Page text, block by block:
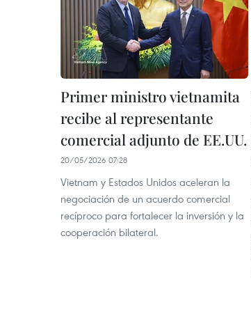
Primer ministro vietnamita
recibe al representante
comercial adjunto de EE.UU.
20/05/2026 07:28
Vietnam y Estados Unidos aceleran la
negociación de un acuerdo comercial
recíproco para fortalecer la inversión y la
cooperación bilateral.